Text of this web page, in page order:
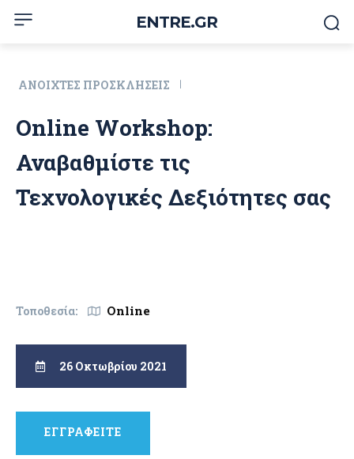
ENTRE.GR
ΑΝΟΙΧΤΈΣ ΠΡΟΣΚΛΉΣΕΙΣ
Online Workshop:
Αναβαθμίστε τις
Τεχνολογικές Δεξιότητες σας
Τοποθεσία: Online
26 Οκτωβρίου 2021
ΕΓΓΡΑΦΕΙΤΕ